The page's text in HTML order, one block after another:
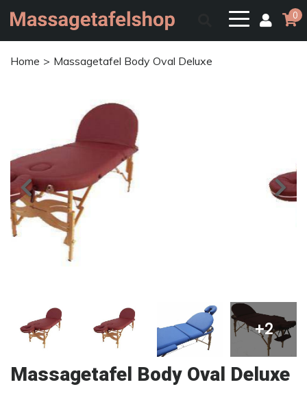
0
Home Massagetafel Body Oval Deluxe
+2
Massagetafel Body Oval Deluxe